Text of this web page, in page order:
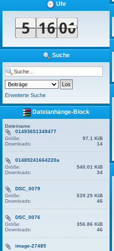
Uhr
Suche
Erweiterte Suche
Dateianhänge-Block
Dateiname
01493651349477
Größe:
97.1 KiB
Downloads:
14
01489241664220a
Größe:
540.01 KiB
Downloads:
34
DSC_0079
Größe:
539.25 KiB
Downloads:
46
DSC_0076
Größe:
356.86 KiB
Downloads:
46
image-27485